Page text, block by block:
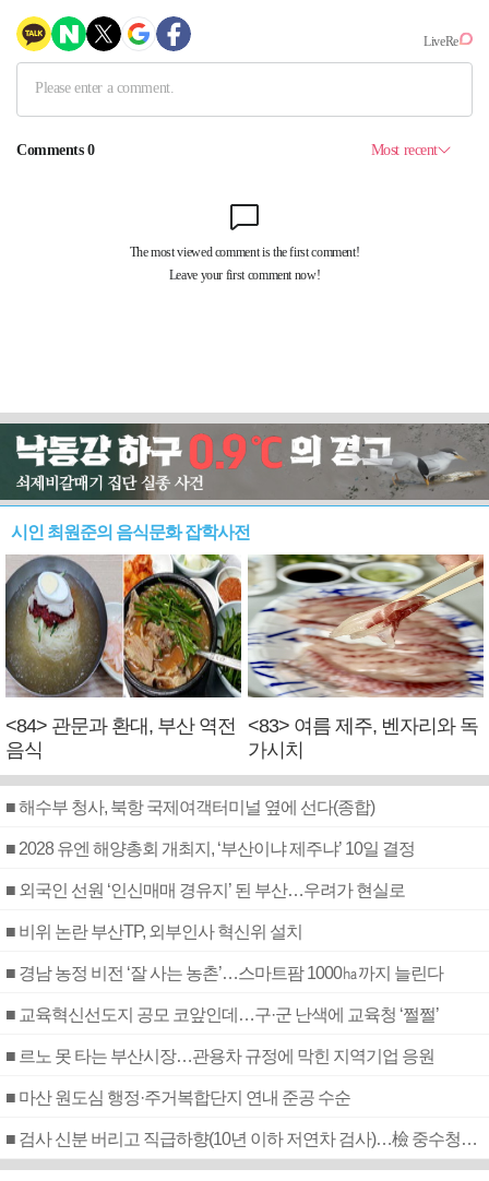
시인 최원준의 음식문화 잡학사전
<84> 관문과 환대, 부산 역전
음식
<83> 여름 제주, 벤자리와 독
가시치
■ 해수부 청사, 북항 국제여객터미널 옆에 선다(종합)
■ 2028 유엔 해양총회 개최지, ‘부산이냐 제주냐’ 10일 결정
■ 외국인 선원 ‘인신매매 경유지’ 된 부산…우려가 현실로
■ 비위 논란 부산TP, 외부인사 혁신위 설치
■ 경남 농정 비전 ‘잘 사는 농촌’…스마트팜 1000㏊까지 늘린다
■ 교육혁신선도지 공모 코앞인데…구·군 난색에 교육청 ‘쩔쩔’
■ 르노 못 타는 부산시장…관용차 규정에 막힌 지역기업 응원
■ 마산 원도심 행정·주거복합단지 연내 준공 수순
■ 검사 신분 버리고 직급하향(10년 이하 저연차 검사)…檢 중수청행 기피